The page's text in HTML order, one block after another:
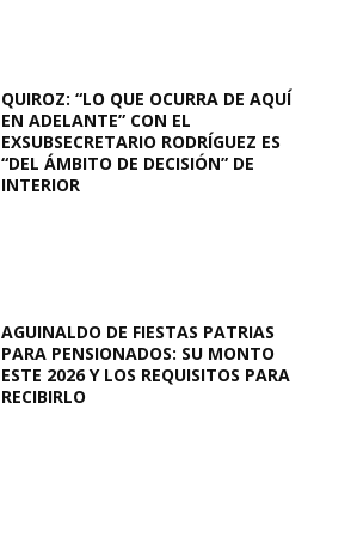
QUIROZ: “LO QUE OCURRA DE AQUÍ
EN ADELANTE” CON EL
EXSUBSECRETARIO RODRÍGUEZ ES
“DEL ÁMBITO DE DECISIÓN” DE
INTERIOR
AGUINALDO DE FIESTAS PATRIAS
PARA PENSIONADOS: SU MONTO
ESTE 2026 Y LOS REQUISITOS PARA
RECIBIRLO